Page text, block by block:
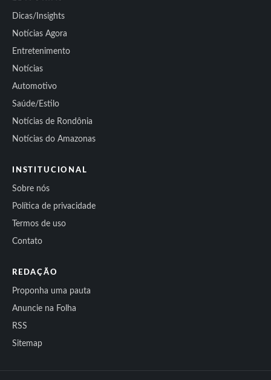
Dicas/Insights
Notícias Agora
Entretenimento
Notícias
Automotivo
Saúde/Estilo
Notícias de Rondônia
Notícias do Amazonas
INSTITUCIONAL
Sobre nós
Política de privacidade
Termos de uso
Contato
REDAÇÃO
Proponha uma pauta
Anuncie na Folha
RSS
Sitemap